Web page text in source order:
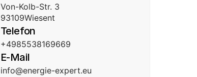
Von-Kolb-Str. 3
93109Wiesent
Telefon
+4985538169669
E-Mail
info@energie-expert.eu